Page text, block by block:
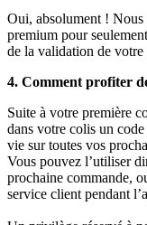
Oui, absolument ! Nous
premium pour
de la validation de votre
4. Comment profiter
Suite à votre première
dans votre colis un
vie sur toutes vos
Vous pouvez l’utiliser
prochaine commande,
service client pendant